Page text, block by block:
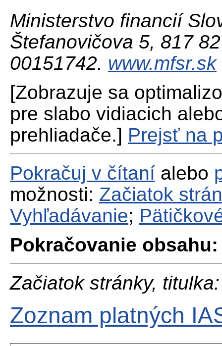
Ministerstvo financií
Štefanovičova 5, 817
00151742. www.mfsr.sk
[Zobrazuje sa
pre slabo vidiacich
prehliadače.] Prejsť na
Pokračuj v čítaní alebo
možnosti: Začiatok
Vyhľadávanie;
Pokračovanie obsahu:
Začiatok stránky, titulka:
Zoznam platných